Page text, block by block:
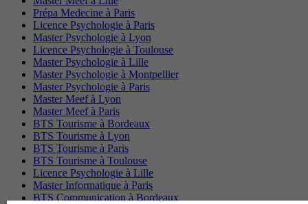
Prépa Medecine à Paris
Licence Psychologie à Paris
Master Psychologie à Lyon
Licence Psychologie à Toulouse
Master Psychologie à Lille
Master Psychologie à Montpellier
Master Psychologie à Paris
Master Meef à Lyon
Master Meef à Paris
BTS Tourisme à Bordeaux
BTS Tourisme à Lyon
BTS Tourisme à Paris
BTS Tourisme à Toulouse
Licence Psychologie à Lille
Master Informatique à Paris
BTS Communication à Bordeaux